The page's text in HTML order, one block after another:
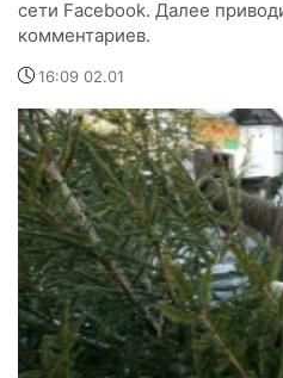
сети Facebook. Далее
комментариев.
16:09 02.01